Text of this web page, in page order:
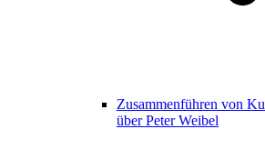
Zusammenführen von
über Peter Weibel